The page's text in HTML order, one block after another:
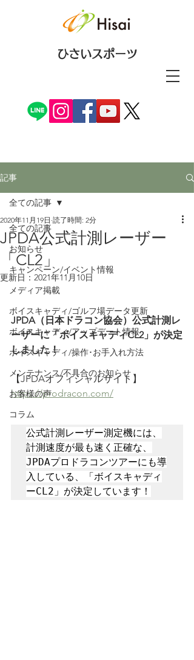
ひさいスポーツ
記事
全ての記事
お知らせ
キャンペーン/イベント情報
メディア掲載
ボイスキャディ/ゴルフ場データ更新
ボイスキャディ/アップデート情報
ボイスキャディ/操作･お手入れ方法
メンテナンス/不具合のお知らせ
お客様の声
コラム
全ての記事
JPDA公式計測レーザー
「CL2」
2020年11月19日 読了時間: 2分
更新日： 2021年11月10日
JPDA（日本ドラコン協会）公式計測レ
ーザーに「ボイスキャディCL2」が決定
しました！
【JPDAオフィシャルサイト】
https://prodracon.com/
公式計測レーザー測定機には、
計測速度が最も速く正確な、
JPDAプロドラコンツアーにも導
入している、「ボイスキャディ
ーCL2」が決定しています！